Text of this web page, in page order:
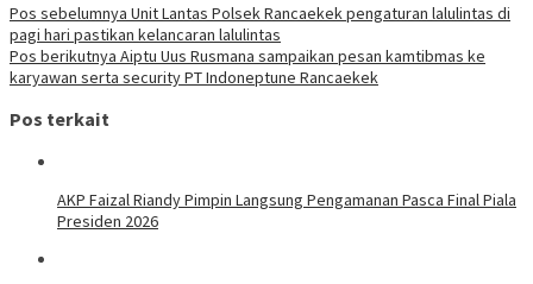
Pos sebelumnya Unit Lantas Polsek Rancaekek pengaturan lalulintas di
pagi hari pastikan kelancaran lalulintas
Pos berikutnya Aiptu Uus Rusmana sampaikan pesan kamtibmas ke
karyawan serta security PT Indoneptune Rancaekek
Pos terkait
AKP Faizal Riandy Pimpin Langsung Pengamanan Pasca Final Piala
Presiden 2026